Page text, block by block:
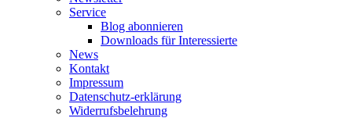
Service
Blog abonnieren
Downloads für Interessierte
News
Kontakt
Impressum
Datenschutz-erklärung
Widerrufsbelehrung